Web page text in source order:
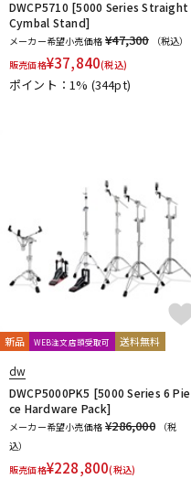
DWCP5710 [5000 Series Straight
Cymbal Stand]
メーカー希望小売価格 ¥47,300
（税込）
販売価格¥37,840(税込)
ポイント：1% (344pt)
新品 WEB注文店頭受取可 送料無料
dw
DWCP5000PK5 [5000 Series 6 Pie
ce Hardware Pack]
メーカー希望小売価格 ¥286,000
（税
込）
販売価格¥228,800(税込)